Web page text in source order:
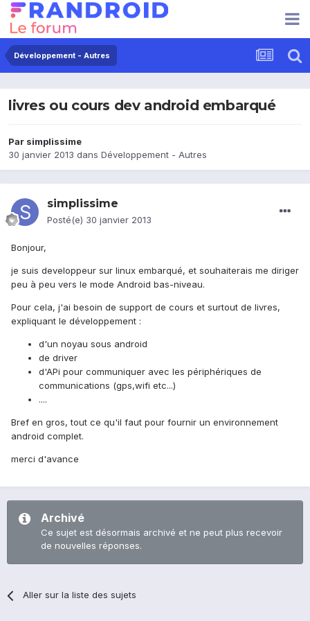
Développement - Autres
livres ou cours dev android embarqué
Par simplissime
30 janvier 2013 dans Développement - Autres
simplissime
Posté(e) 30 janvier 2013
Bonjour,
je suis developpeur sur linux embarqué, et souhaiterais me diriger
peu à peu vers le mode Android bas-niveau.
Pour cela, j'ai besoin de support de cours et surtout de livres,
expliquant le développement :
d'un noyau sous android
de driver
d'APi pour communiquer avec les périphériques de
communications (gps,wifi etc...)
....
Bref en gros, tout ce qu'il faut pour fournir un environnement
android complet.
merci d'avance
Archivé
Ce sujet est désormais archivé et ne peut plus recevoir
de nouvelles réponses.
Aller sur la liste des sujets